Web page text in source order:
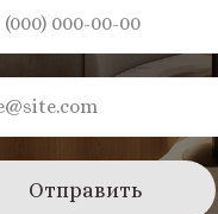
Отправить